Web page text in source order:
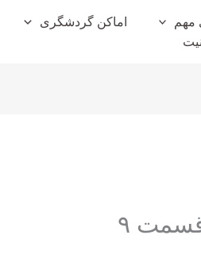
مهم اماکن گردشگری
۹